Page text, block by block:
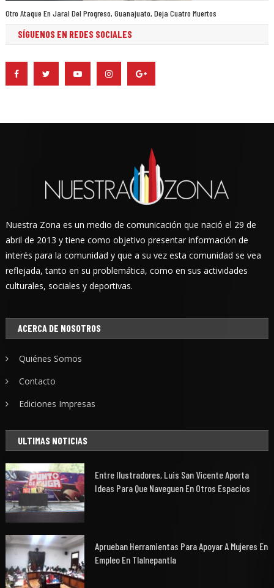
Otro Ataque En Jaral Del Progreso, Guanajuato, Deja Cuatro Muertos
SÍGUENOS EN REDES SOCIALES
Nuestra Zona es un medio de comunicación que nació el 29 de
abril de 2013 y tiene como objetivo presentar información de
interés para la comunidad y que a su vez esta comunidad se vea
reflejada, tanto en su problemática, como en sus actividades
culturales, sociales y deportivas.
ACERCA DE NOSOTROS
Quiénes Somos
Contacto
Ediciones Impresas
ULTIMAS NOTICIAS
Entre Ilustradores, Luis San Vicente Aporta
Ideas Para Que Naveguen En Otros Espacios
Aprueban Herramientas Para Apoyar A Mujeres En
Empleo En Tlalnepantla